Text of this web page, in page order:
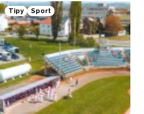
Tipy Sport